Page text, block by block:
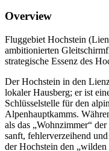
Overview
Fluggebiet Hochstein
ambitionierten
strategische Essenz des
Der Hochstein in den
lokaler Hausberg; er ist
Schlüsselstelle für den
Alpenhauptkamms.
als das „Wohnzimmer“
sanft, fehlerverzeihend
der Hochstein den